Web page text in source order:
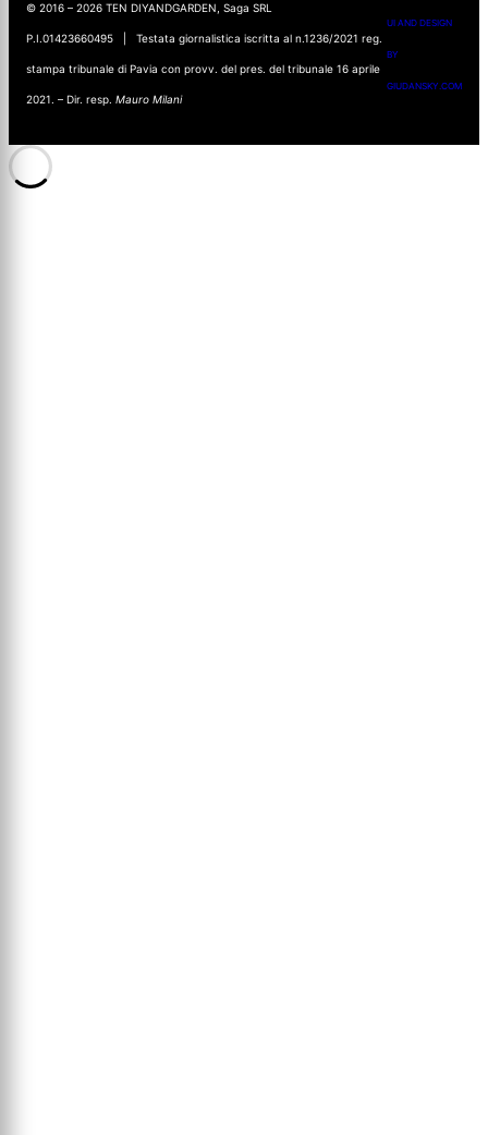
© 2016 – 2026 TEN DIYANDGARDEN, Saga SRL
P.I.01423660495 | Testata giornalistica iscritta al n.1236/2021 reg.
stampa tribunale di Pavia con provv. del pres. del tribunale 16 aprile
2021. – Dir. resp. Mauro Milani
UI AND DESIGN
BY
GIUDANSKY.COM